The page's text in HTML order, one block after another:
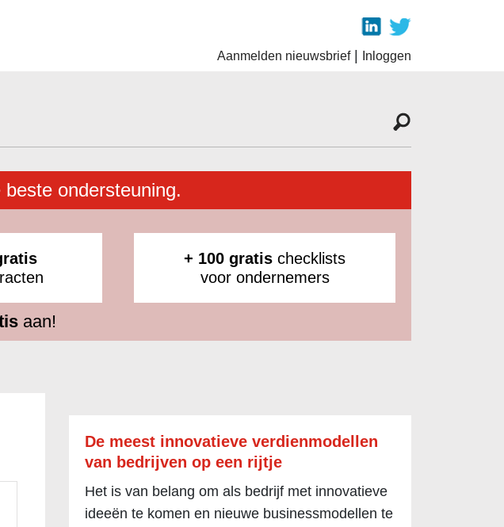
Aanmelden nieuwsbrief| Inloggen
ondersteuning.
+ 100 gratis checklists
voor ondernemers
aan!
De meest innovatieve verdienmodellen
van bedrijven op een rijtje
Het is van belang om als bedrijf met innovatieve
ideeën te komen en nieuwe businessmodellen te